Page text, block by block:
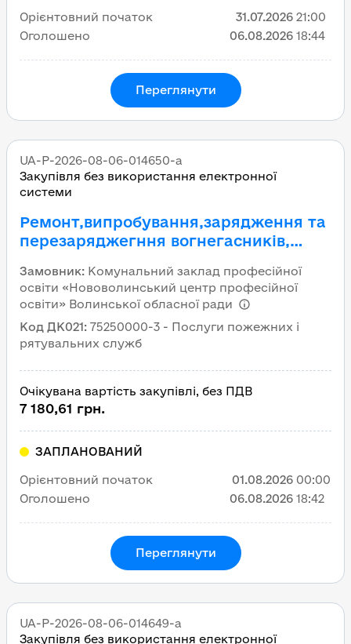
Орієнтовний початок 31.07.2026 21:00
Оголошено
06.08.2026 18:44
Переглянути
UA-P-2026-08-06-014650-a
Закупівля без використання електронної
системи
Ремонт,випробування,зарядження та
перезаряджегння вогнегасників,
деталей
Замовник: Комунальний заклад професійної
освіти «Нововолинський центр професійної
освіти» Волинської обласної ради
Код ДК021: 75250000-3 - Послуги пожежних і
рятувальних служб
Очікувана вартість закупівлі, без ПДВ
7 180,61 грн.
ЗАПЛАНОВАНИЙ
Орієнтовний початок 01.08.2026 00:00
Оголошено
06.08.2026 18:42
Переглянути
UA-P-2026-08-06-014649-a
Закупівля без використання електронної